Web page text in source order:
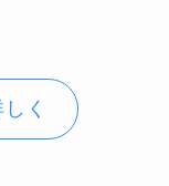
く